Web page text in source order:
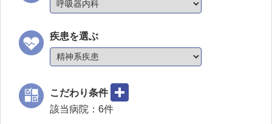
疾患を選ぶ
こだわり条件
該当病院： 6件